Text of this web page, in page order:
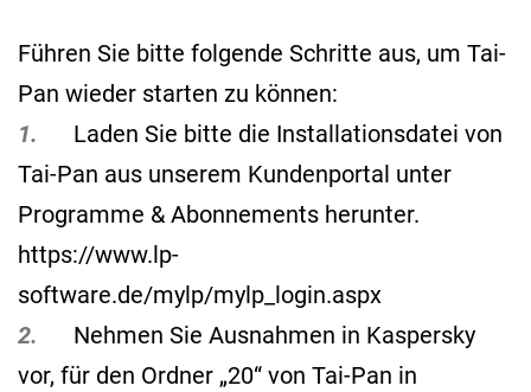
Führen Sie bitte folgende Schritte aus, um Tai-
Pan wieder starten zu können:
1.
Laden Sie bitte die Installationsdatei von
Tai-Pan aus unserem Kundenportal unter
Programme & Abonnements herunter.
https://www.lp-
software.de/mylp/mylp_login.aspx
2.
Nehmen Sie Ausnahmen in Kaspersky
vor, für den Ordner „20“ von Tai-Pan in